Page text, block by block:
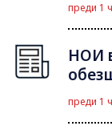
преди 1
НОИ
преди 1